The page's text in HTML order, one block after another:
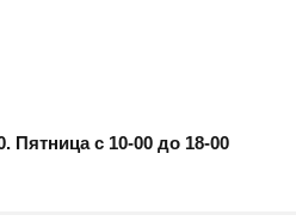
Пятница с 10-00 до 18-00